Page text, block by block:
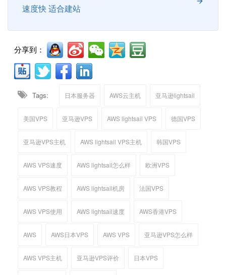
速度快 适合建站
分享到：
Tags: 日本服务器 AWS云主机 亚马逊lightsail
美国VPS 亚马逊VPS AWS lightsail VPS 德国VPS
亚马逊VPS主机 AWS lightsail VPS主机 韩国VPS
AWS VPS速度 AWS lightsail怎么样 欧洲VPS
AWS VPS教程 AWS lightsail机房 法国VPS
AWS VPS使用 AWS lightsail速度 AWS香港VPS
AWS AWS日本VPS AWS VPS 亚马逊VPS怎么样
AWS VPS主机 亚马逊VPS评价 日本VPS